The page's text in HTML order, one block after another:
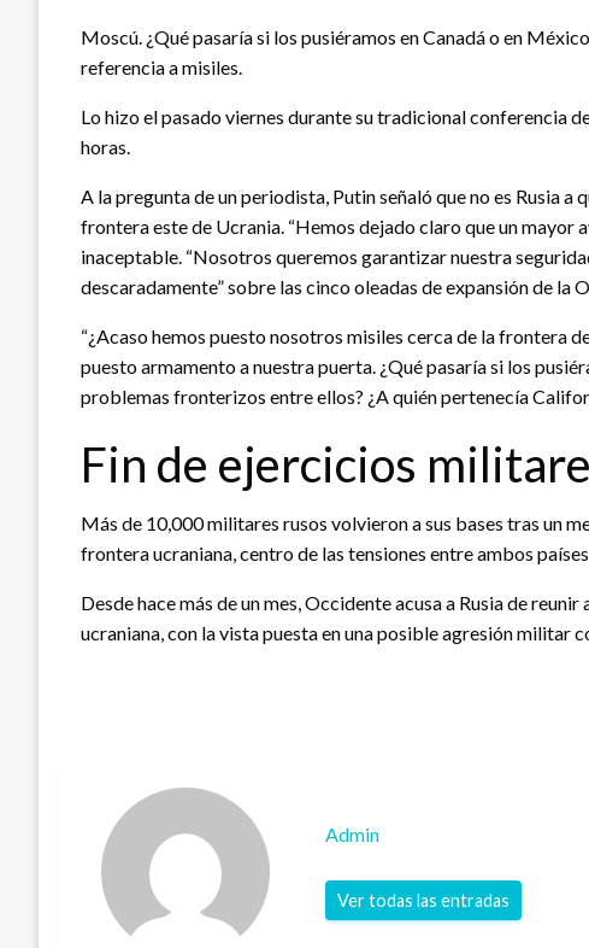
Moscú. ¿Qué pasaría si los pusiéramos en Canadá o en
referencia a misiles.
Lo hizo el pasado viernes durante su tradicional conferencia
horas.
A la pregunta de un periodista, Putin señaló que no es Rusia
frontera este de Ucrania. “Hemos dejado claro que un mayor
inaceptable. “Nosotros queremos garantizar nuestra
descaradamente” sobre las cinco oleadas de expansión de la
“¿Acaso hemos puesto nosotros misiles cerca de la frontera
puesto armamento a nuestra puerta. ¿Qué pasaría si los
problemas fronterizos entre ellos? ¿A quién pertenecía
Fin de ejercicios
Más de 10,000 militares rusos volvieron a sus bases tras un
frontera ucraniana, centro de las tensiones entre ambos países
Desde hace más de un mes, Occidente acusa a Rusia de
ucraniana, con la vista puesta en una posible agresión militar
Admin
Ver todas las entradas